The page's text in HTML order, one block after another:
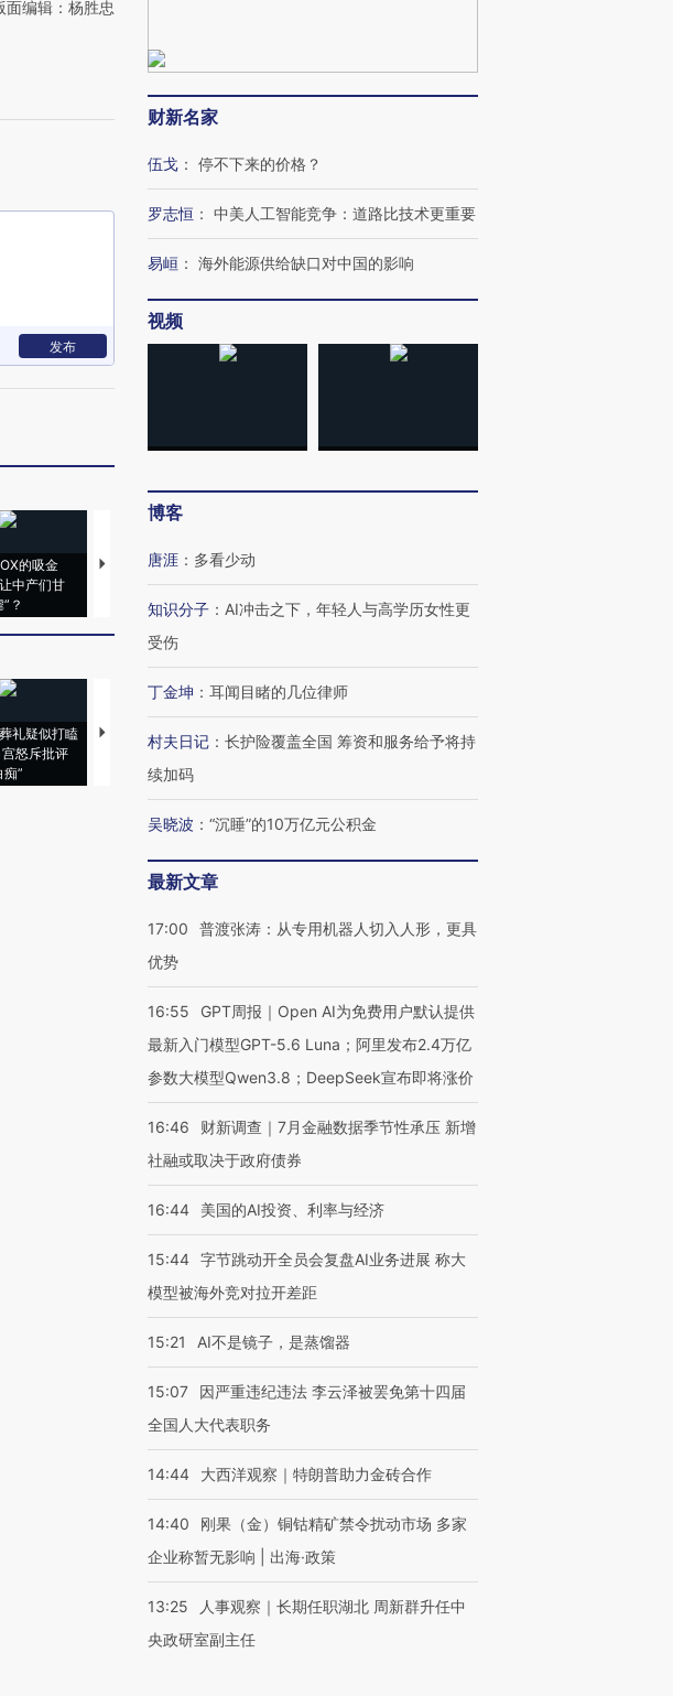
面编辑：杨胜忠
发布
的吸金
中产们甘
？
马航飞行员跨国走私7万
粒摇头丸 尿检体内含3种
度Z世代 用街头抗争将教
育部长拱下台
机”？难民潮撕裂西班牙
飞地休达
礼疑似打瞌
怒斥批评
”
视线｜全球最热百城独占
97个 印度如何熬过48°C
38岁梅西上演帽子戏法
视线｜不考竞赛的王虹、
围棋失利的邓煜 两位菲尔
财新名家
伍戈 ： 停不下来的价格？
罗志恒 ： 中美人工智能竞争：道路比技术更重要
易峘 ： 海外能源供给缺口对中国的影响
视频
博客
唐涯 ： 多看少动
知识分子 ： AI冲击之下，年轻人与高学历女性更
受伤
丁金坤 ： 耳闻目睹的几位律师
村夫日记 ： 长护险覆盖全国 筹资和服务给予将持
续加码
吴晓波 ： “沉睡”的10万亿元公积金
最新文章
17:00
普渡张涛：从专用机器人切入人形，更具
优势
16:55
GPT周报｜Open AI为免费用户默认提供
最新入门模型GPT-5.6 Luna；阿里发布2.4万亿
参数大模型Qwen3.8；DeepSeek宣布即将涨价
16:46
财新调查｜7月金融数据季节性承压 新增
社融或取决于政府债券
16:44 美国的AI投资、利率与经济
15:44 字节跳动开全员会复盘AI业务进展 称大
模型被海外竞对拉开差距
15:21 AI不是镜子，是蒸馏器
15:07
因严重违纪违法 李云泽被罢免第十四届
全国人大代表职务
14:44 大西洋观察｜特朗普助力金砖合作
14:40
刚果（金）铜钴精矿禁令扰动市场 多家
企业称暂无影响 | 出海·政策
13:25
人事观察｜长期任职湖北 周新群升任中
央政研室副主任